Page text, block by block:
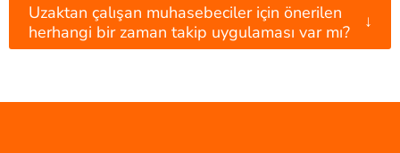
Uzaktan çalışan muhasebeciler için önerilen
herhangi bir zaman takip uygulaması var mı?
↓